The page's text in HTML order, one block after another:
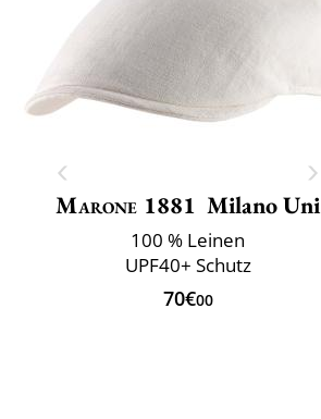
Marone 1881 Milano Uni
100 % Leinen
UPF40+ Schutz
70€00